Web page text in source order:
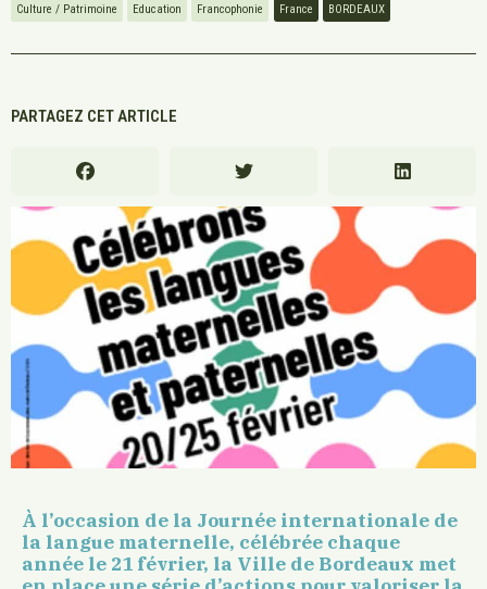
Culture / Patrimoine Education Francophonie France BORDEAUX
PARTAGEZ CET ARTICLE
À l’occasion de la Journée internationale de
la langue maternelle, célébrée chaque
année le 21 février, la Ville de Bordeaux met